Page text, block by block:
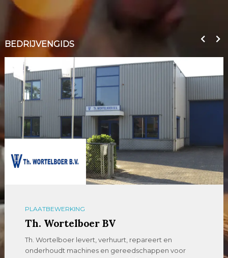
BEDRIJVENGIDS
PLAATBEWERKING
Th. Wortelboer BV
Th. Wortelboer levert, verhuurt, repareert en
onderhoudt machines en gereedschappen voor